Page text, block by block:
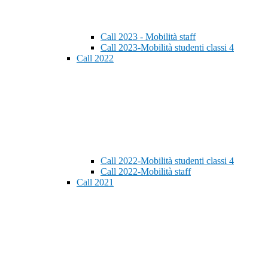
Call 2023 - Mobilità staff
Call 2023-Mobilità studenti classi 4
Call 2022
Call 2022-Mobilità studenti classi 4
Call 2022-Mobilità staff
Call 2021